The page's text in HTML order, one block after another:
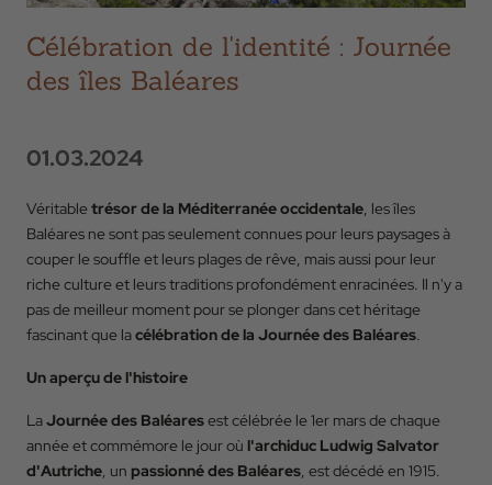
Célébration de l'identité : Journée
des îles Baléares
01.03.2024
Véritabletrésor de la Méditerranée occidentale, les îles
Baléares ne sont pas seulement connues pour leurs paysages à
couper le souffle et leurs plages de rêve, mais aussi pour leur
riche culture et leurs traditions profondément enracinées. Il n'y a
pas de meilleur moment pour se plonger dans cet héritage
fascinant que lacélébration de la Journée des Baléares.
Un aperçu de l'histoire
LaJournée des Baléaresest célébrée le 1er mars de chaque
année et commémore le jour où l'archiduc Ludwig Salvator
d'Autriche, un passionné des Baléares, est décédé en 1915.